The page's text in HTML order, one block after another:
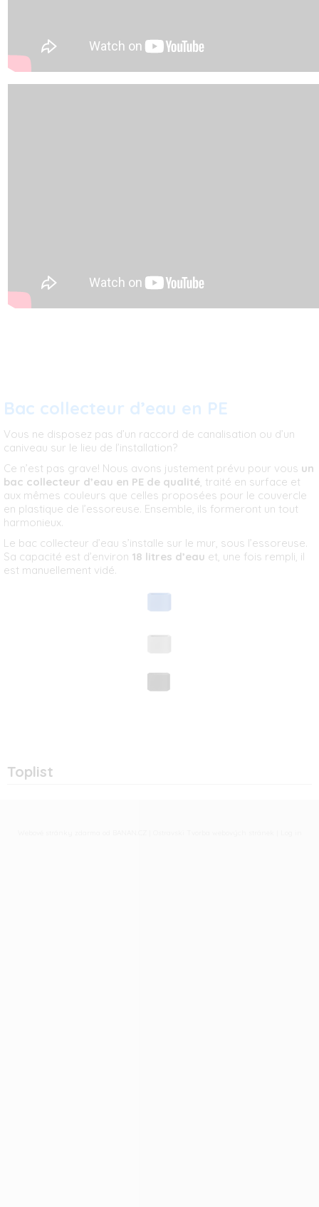
Bac collecteur d’eau en PE
Vous ne disposez pas d’un raccord de canalisation ou d’un
caniveau sur le lieu de l’installation?
Ce n’est pas grave! Nous avons justement prévu pour vous un
bac collecteur d’eau en PE de qualité , traité en surface et
aux mêmes couleurs que celles proposées pour le couvercle
en plastique de l’essoreuse. Ensemble, ils formeront un tout
harmonieux.
Le bac collecteur d’eau s’installe sur le mur, sous l’essoreuse.
Sa capacité est d’environ 18 litres d’eau et, une fois rempli, il
est manuellement vidé.
Toplist